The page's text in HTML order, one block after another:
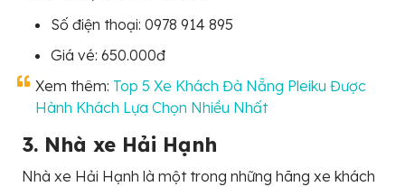
Số điện thoại: 0978 914 895
Giá vé: 650.000đ
Xem thêm: Top 5 Xe Khách Đà Nẵng Pleiku Được
Hành Khách Lựa Chọn Nhiều Nhất
3. Nhà xe Hải Hạnh
Nhà xe Hải Hạnh là một trong những hãng xe khách